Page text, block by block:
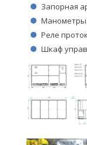
Запорная
Манометры
Реле
Шкаф